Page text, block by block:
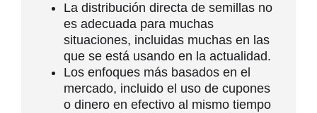
La distribución directa de semillas no
es adecuada para muchas
situaciones, incluidas muchas en las
que se está usando en la actualidad.
Los enfoques más basados en el
mercado, incluido el uso de cupones
o dinero en efectivo al mismo tiempo